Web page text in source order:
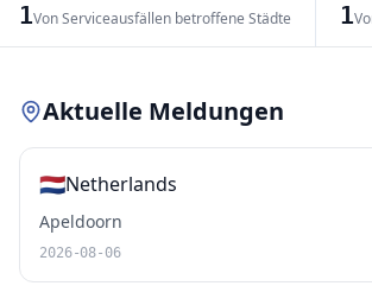
1Von Serviceausfällen betroffene Städte 1
Aktuelle Meldungen
🇳🇱Netherlands
Apeldoorn
2026-08-06